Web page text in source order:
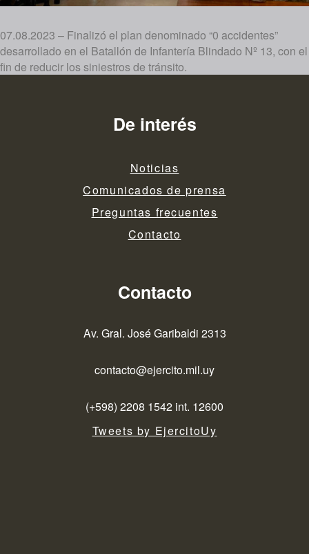
07.08.2023 – Finalizó el plan denominado “0 accidentes”
desarrollado en el Batallón de Infantería Blindado Nº 13, con el
fin de reducir los siniestros de tránsito.
De interés
Noticias
Comunicados de prensa
Preguntas frecuentes
Contacto
Contacto
Av. Gral. José Garibaldi 2313
contacto@ejercito.mil.uy
(+598) 2208 1542 int. 12600
Tweets by EjercitoUy